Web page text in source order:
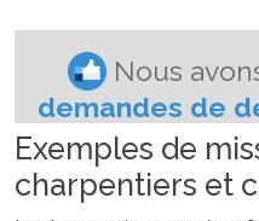
Exemples de
charpentiers et